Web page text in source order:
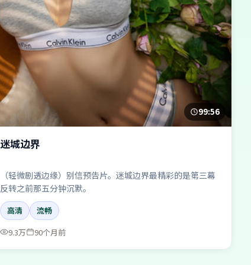
99:56
迷城边界
（轻微剧透边缘）别信预告片。迷城边界最精彩的是第三幕
反转之前那五分钟沉默。
高清
流畅
9.3万
90个月前